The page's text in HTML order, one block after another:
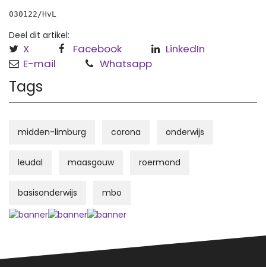
030122/HvL
Deel dit artikel:
X Facebook
LinkedIn
E-mail
Whatsapp
Tags
midden-limburg corona onderwijs
leudal maasgouw roermond
basisonderwijs mbo